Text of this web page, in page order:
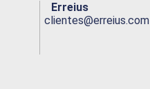
Erreius
clientes@erreius.com